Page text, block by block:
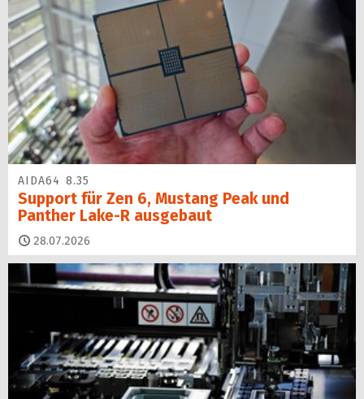
AIDA64 8.35
Support für Zen 6, Mustang Peak und
Panther Lake-R ausgebaut
28.07.2026